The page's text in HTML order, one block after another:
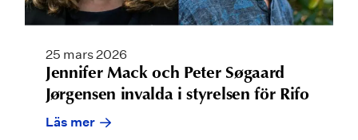
25 mars 2026
Jennifer Mack och Peter Søgaard
Jørgensen invalda i styrelsen för Rifo
Läs mer